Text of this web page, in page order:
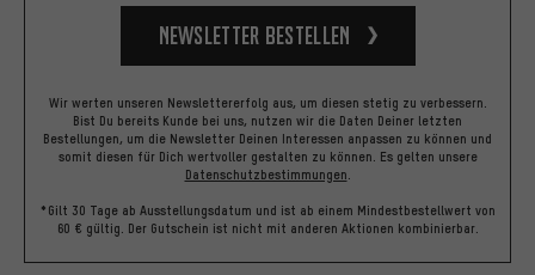
Newsletter bestellen
Wir werten unseren Newslettererfolg aus, um diesen stetig zu verbessern.
Bist Du bereits Kunde bei uns, nutzen wir die Daten Deiner letzten
Bestellungen, um die Newsletter Deinen Interessen anpassen zu können und
somit diesen für Dich wertvoller gestalten zu können. Es gelten unsere
Datenschutzbestimmungen
*Gilt 30 Tage ab Ausstellungsdatum und ist ab einem Mindestbestellwert von
60 € gültig. Der Gutschein ist nicht mit anderen Aktionen kombinierbar.